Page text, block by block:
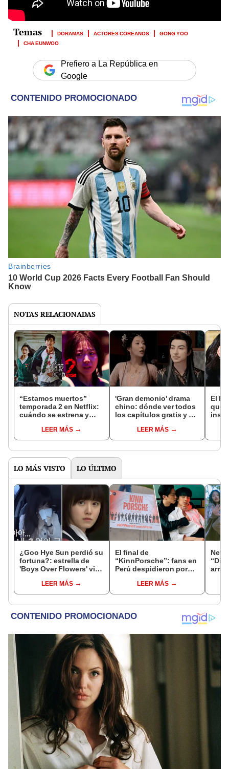
DORAMAS ACTORES COREANOS
GONG YOO
CHA EUNWOO
Prefiero a La República en
Google
NOTAS RELACIONADAS
“Estamos muertos”
temporada 2 en Netflix:
cuándo se estrena y
temporadaLEER MÁS
'Gran demonio' drama
chino: dónde ver todos
los capítulos gratis y en
LEER MÁS
El k-
que
LO MÁS VISTO LO ÚLTIMO
¿Goo Hye Sun perdió su
fortuna?: estrella de
'Boys Over Flowers' vive
LEER MÁS
El final de
“KinnPorsche”: fans en
Perú despidieron por
LEER MÁS